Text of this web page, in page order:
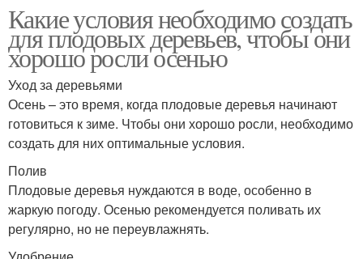
Какие условия необходимо создать
для плодовых деревьев, чтобы они
хорошо росли осенью
Уход за деревьями
Осень – это время, когда плодовые деревья начинают
готовиться к зиме. Чтобы они хорошо росли, необходимо
создать для них оптимальные условия.
Полив
Плодовые деревья нуждаются в воде, особенно в
жаркую погоду. Осенью рекомендуется поливать их
регулярно, но не переувлажнять.